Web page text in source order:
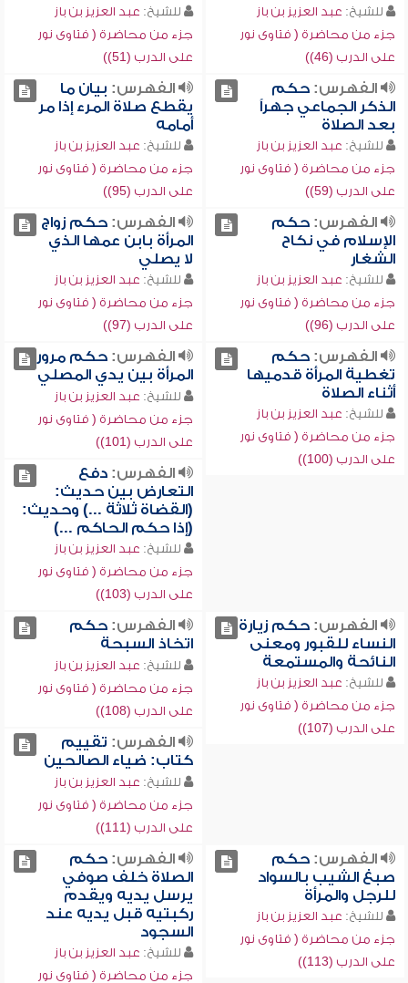
للشيخ: عبد العزيز بن باز
جزء من محاضرة ( فتاوى نور
على الدرب (46))
للشيخ: عبد العزيز بن باز
جزء من محاضرة ( فتاوى نور
على الدرب (51))
الفهرس:حكم
الذكر الجماعي جهراً
بعد الصلاة
للشيخ: عبد العزيز بن باز
جزء من محاضرة ( فتاوى نور
على الدرب (59))
الفهرس: بيان ما
يقطع صلاة المرء إذا مر
أمامه
للشيخ: عبد العزيز بن باز
جزء من محاضرة ( فتاوى نور
على الدرب (95))
الفهرس:حكم
الإسلام في نكاح
الشغار
للشيخ: عبد العزيز بن باز
جزء من محاضرة ( فتاوى نور
على الدرب (96))
الفهرس:حكم زواج
المرأة بابن عمها الذي
لا يصلي
للشيخ: عبد العزيز بن باز
جزء من محاضرة ( فتاوى نور
على الدرب (97))
الفهرس:حكم
تغطية المرأة قدميها
أثناء الصلاة
للشيخ: عبد العزيز بن باز
جزء من محاضرة ( فتاوى نور
على الدرب (100))
الفهرس:حكم مرور
المرأة بين يدي المصلي
للشيخ: عبد العزيز بن باز
جزء من محاضرة ( فتاوى نور
على الدرب (101))
الفهرس:دفع
التعارض بين حديث:
(القضاة ثلاثة ...) وحديث:
(إذا حكم الحاكم ...)
للشيخ: عبد العزيز بن باز
جزء من محاضرة ( فتاوى نور
على الدرب (103))
الفهرس:حكم زيارة
النساء للقبور ومعنى
النائحة والمستمعة
للشيخ: عبد العزيز بن باز
جزء من محاضرة ( فتاوى نور
على الدرب (107))
الفهرس:حكم
اتخاذ السبحة
للشيخ: عبد العزيز بن باز
جزء من محاضرة ( فتاوى نور
على الدرب (108))
الفهرس: تقييم
كتاب: ضياء الصالحين
للشيخ: عبد العزيز بن باز
جزء من محاضرة ( فتاوى نور
على الدرب (111))
الفهرس:حكم
صبغ الشيب بالسواد
للرجل والمرأة
للشيخ: عبد العزيز بن باز
جزء من محاضرة ( فتاوى نور
على الدرب (113))
الفهرس:حكم
الصلاة خلف صوفي
يرسل يديه ويقدم
ركبتيه قبل يديه عند
السجود
للشيخ: عبد العزيز بن باز
جزء من محاضرة ( فتاوى نور